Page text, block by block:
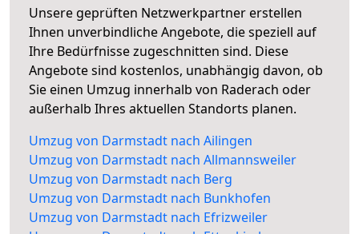
Unsere geprüften Netzwerkpartner erstellen
Ihnen unverbindliche Angebote, die speziell auf
Ihre Bedürfnisse zugeschnitten sind. Diese
Angebote sind kostenlos, unabhängig davon, ob
Sie einen Umzug innerhalb von Raderach oder
außerhalb Ihres aktuellen Standorts planen.
Umzug von Darmstadt nach Ailingen
Umzug von Darmstadt nach Allmannsweiler
Umzug von Darmstadt nach Berg
Umzug von Darmstadt nach Bunkhofen
Umzug von Darmstadt nach Efrizweiler